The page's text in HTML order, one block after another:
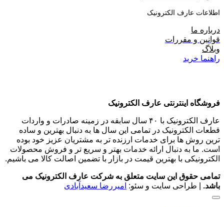
اطلاعات عارف الکترونیک
درباره ما
قوانین و مقررات
وبلاگ
راهنما خرید
فروشگاه اینترنتی عارف الکترونیک
عارف الکترونیک با ۴۰ سال سابقه در زمینه صادرات و واردات
قطعات الکترونیک در تمامی این سال ها به دنبال بهترین و ساده
ترین روش ها برای خدمات ارزنده تر به مشتریان عزیز خود بوده
است. ما به دنبال ارائه خدمات بهتر و سریع تر و فروش محصولات
الکترونیکی با بهترین قیمت در بازار با تضمین اصالت کالا می باشیم.
تمامی حقوق این سایت متعلق به شرکت عارف الکترونیک می
باشد. | طراحی سایت و سئو: امیررضا سعیدآبادی